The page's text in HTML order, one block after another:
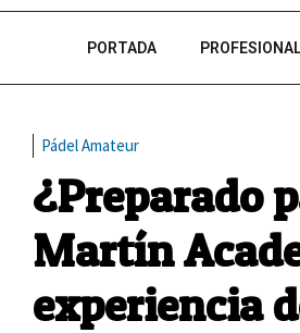
PORTADA
Pádel Amateur
¿Preparado
Martín
experiencia